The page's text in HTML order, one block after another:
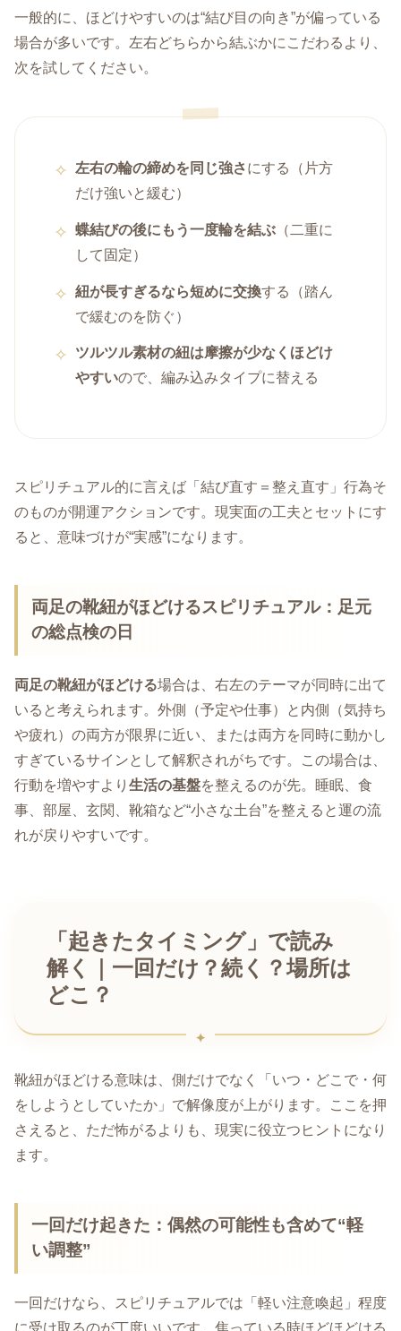
一般的に、ほどけやすいのは“結び目の向き”が偏っている
場合が多いです。左右どちらから結ぶかにこだわるより、
次を試してください。
左右の輪の締めを同じ強さにする（片方
だけ強いと緩む）
蝶結びの後にもう一度輪を結ぶ （二重に
して固定）
紐が長すぎるなら短めに交換する（踏ん
で緩むのを防ぐ）
ツルツル素材の紐は摩擦が少なくほどけ
やすいので、編み込みタイプに替える
スピリチュアル的に言えば「結び直す＝整え直す」行為そ
のものが開運アクションです。現実面の工夫とセットにす
ると、意味づけが“実感”になります。
両足の靴紐がほどけるスピリチュアル：足元
の総点検の日
両足の靴紐がほどける場合は、右左のテーマが同時に出て
いると考えられます。外側（予定や仕事）と内側（気持ち
や疲れ）の両方が限界に近い、または両方を同時に動かし
すぎているサインとして解釈されがちです。この場合は、
行動を増やすより 生活の基盤を整えるのが先。睡眠、食
事、部屋、玄関、靴箱など“小さな土台”を整えると運の流
れが戻りやすいです。
「起きたタイミング」で読み
解く｜一回だけ？続く？場所は
どこ？
靴紐がほどける意味は、側だけでなく「いつ・どこで・何
をしようとしていたか」で解像度が上がります。ここを押
さえると、ただ怖がるよりも、現実に役立つヒントになり
ます。
一回だけ起きた：偶然の可能性も含めて“軽
い調整”
一回だけなら、スピリチュアルでは「軽い注意喚起」程度
に受け取るのが丁度いいです。焦っている時ほどほどける